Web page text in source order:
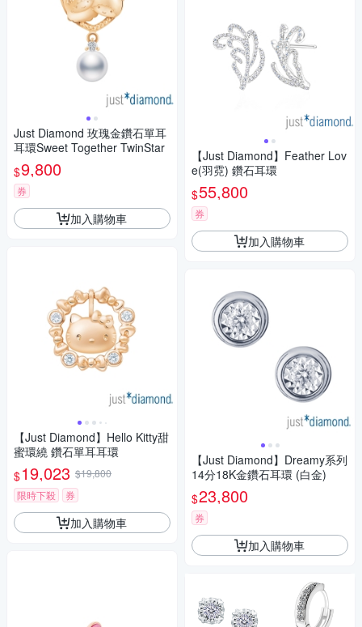
Just Diamond 玫瑰金鑽石單耳
耳環Sweet Together TwinStar
$9,800
券
加入購物車
【Just Diamond】Hello Kitty甜
蜜環繞 鑽石單耳耳環
$19,023 $19,800
限時下殺
券
加入購物車
【Just Diamond】Feather Lov
e(羽霓) 鑽石耳環
$55,800
券
加入購物車
【Just Diamond】Dreamy系列
14分18K金鑽石耳環 (白金)
$23,800
券
加入購物車